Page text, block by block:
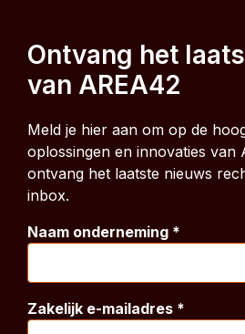
Ontvang het
van AREA42
Meld je hier aan om op de
oplossingen en innovaties van
ontvang het laatste nieuws
inbox.
Naam onderneming *
Zakelijk e-mailadres *